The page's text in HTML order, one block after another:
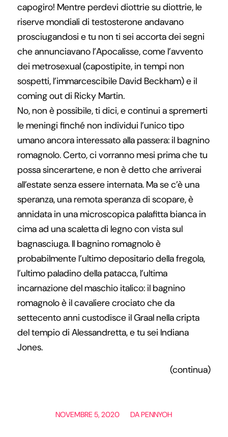
capogiro! Mentre perdevi diottrie su diottrie, le
riserve mondiali di testosterone andavano
prosciugandosi e tu non ti sei accorta dei segni
che annunciavano l’Apocalisse, come l’avvento
dei metrosexual (capostipite, in tempi non
sospetti, l’immarcescibile David Beckham) e il
coming out di Ricky Martin.
No, non è possibile, ti dici, e continui a spremerti
le meningi finché non individui l’unico tipo
umano ancora interessato alla passera: il bagnino
romagnolo. Certo, ci vorranno mesi prima che tu
possa sincerartene, e non è detto che arriverai
all’estate senza essere internata. Ma se c’è una
speranza, una remota speranza di scopare, è
annidata in una microscopica palafitta bianca in
cima ad una scaletta di legno con vista sul
bagnasciuga. Il bagnino romagnolo è
probabilmente l’ultimo depositario della fregola,
l’ultimo paladino della patacca, l’ultima
incarnazione del maschio italico: il bagnino
romagnolo è il cavaliere crociato che da
settecento anni custodisce il Graal nella cripta
del tempio di Alessandretta, e tu sei Indiana
Jones.
(continua)
NOVEMBRE 5, 2020
/ DAPENNYOH